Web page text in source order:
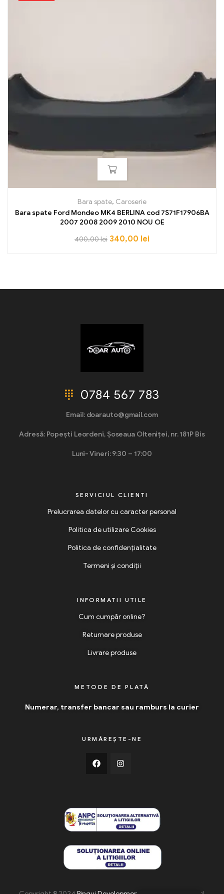
Bara spate, Caroserie
Bara spate Ford Mondeo MK4 BERLINA cod 7S71F17906BA
2007 2008 2009 2010 NOU OE
400,00lei 340,00 lei
0784 567 783
Email: doarauto@gmail.com
Adresă: Popești Leordeni, Șoseaua Olteniței, nr. 181P Bis
Luni- Vineri: 9:30 – 17:00
SERVICIUL CLIENTI
Prelucrarea datelor cu caracter personal
Politica de utilizare Cookies
Politica de confidențialitate
Termeni și condiții
INFORMATII UTILE
Cum cumpăr online?
Returnare produse
Livrare produse
METODE DE PLATĂ
Numerar, transfer bancar sau ramburs la curier
URMĂREȘTE-NE